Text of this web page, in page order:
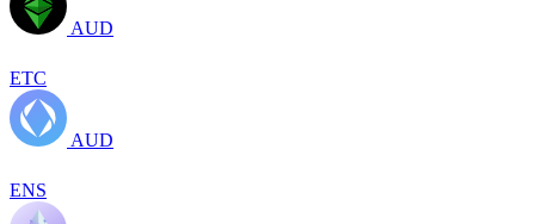
AUD
ETC
AUD
ENS